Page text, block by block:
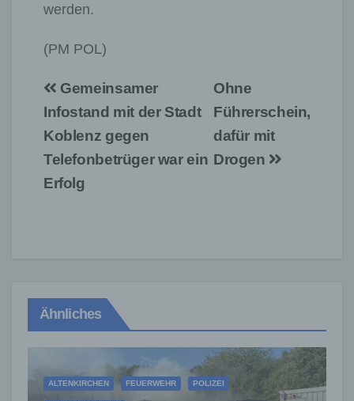
werden.
(PM POL)
Beitragsnavigation
Ohne
Führerschein,
dafür mit
Drogen
Gemeinsamer
Infostand mit der Stadt
Koblenz gegen
Telefonbetrüger war ein
Erfolg
Ähnliches
ALTENKIRCHEN FEUERWEHR POLIZEI